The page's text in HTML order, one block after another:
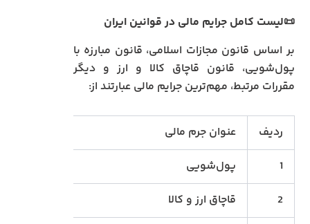
📜لیست کامل جرایم مالی در قوانین ایران
بر اساس قانون مجازات اسلامی، قانون مبارزه با
پول‌شویی، قانون قاچاق کالا و ارز و دیگر
مقررات مرتبط، مهم‌ترین جرایم مالی عبارتند از:
ردیف عنوان جرم مالی
1
پول‌شویی
2
قاچاق ارز و کالا